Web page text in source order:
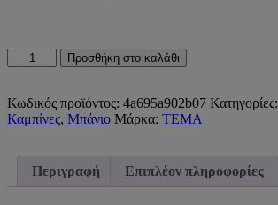
ΣΥΡΟΜΕΝΗ
ΠΟΡΤΑ
ΔΙΦΥΛΛΗ
VERSUS
ΔΙΑΣΤΑΣΕΩΝ
ποσότητα
Προσθήκη στο καλάθι
Κωδικός προϊόντος: 4a695a902b07 Κατηγορίες:
Καμπίνες, Μπάνιο Μάρκα: TEMA
Περιγραφή Επιπλέον πληροφορίες